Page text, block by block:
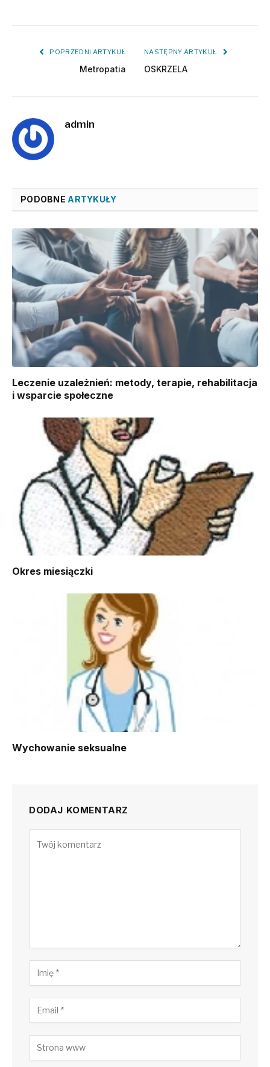
POPRZEDNI ARTYKUŁ
Metropatia
NASTĘPNY ARTYKUŁ
OSKRZELA
admin
PODOBNE ARTYKUŁY
Leczenie uzależnień: metody, terapie, rehabilitacja
i wsparcie społeczne
Okres miesiączki
Wychowanie seksualne
DODAJ KOMENTARZ